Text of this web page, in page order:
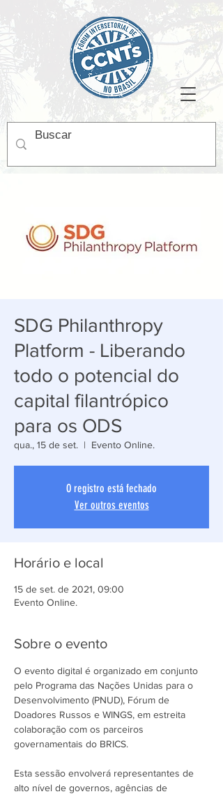
SDG Philanthropy
Platform - Liberando
todo o potencial do
capital filantrópico
para os ODS
qua., 15 de set.
  |
Evento Online.
O registro está fechado
Ver outros eventos
Horário e local
15 de set. de 2021, 09:00
Evento Online.
Sobre o evento
O evento digital é organizado em conjunto
pelo Programa das Nações Unidas para o
Desenvolvimento (PNUD), Fórum de
Doadores Russos e WINGS, em estreita
colaboração com os parceiros
governamentais do BRICS.
Esta sessão envolverá representantes de
alto nível de governos, agências de